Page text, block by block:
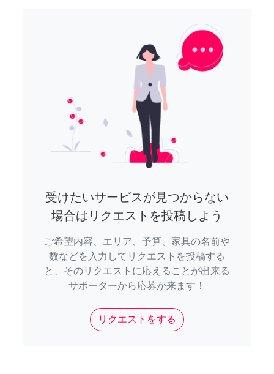
受けたいサービスが見つからない
場合はリクエストを投稿しよう
ご希望内容、エリア、予算、家具の名前や
数などを入力してリクエストを投稿する
と、そのリクエストに応えることが出来る
サポーターから応募が来ます！
リクエストをする